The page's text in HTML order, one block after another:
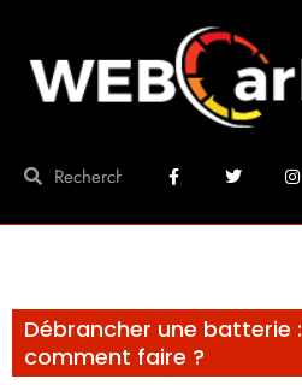
Débrancher une batterie :
comment faire ?